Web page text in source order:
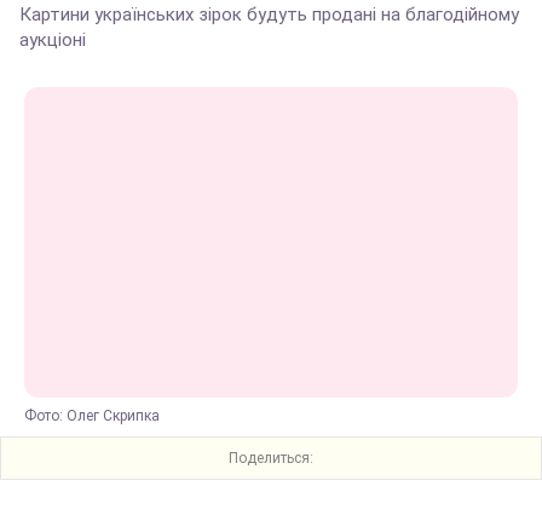
Картини українських зірок будуть продані на благодійному
аукціоні
Фото: Олег Скрипка
Поделиться: